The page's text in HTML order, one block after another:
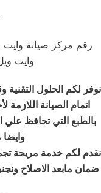
وايت ويل
نوفر لكم الحلول
اتمام الصيانة اللازمة
بالطبع التي تحافظ علي
نقدم لكم خدمة مريحة
ضمان مابعد الاصلاح